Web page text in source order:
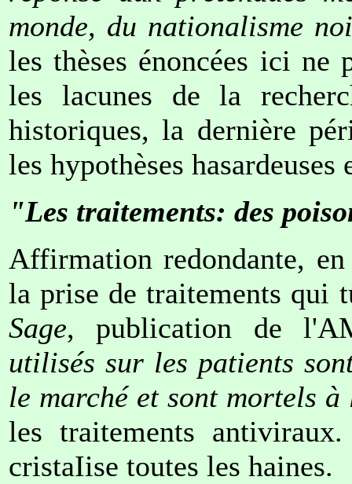
monde, du nationalisme
les thèses énoncées ici ne
les lacunes de la
historiques, la dernière
les hypothèses
"Les traitements: des
Affirmation redondante,
la prise de traitements qui
Sage, publication de
utilisés sur les patients
le marché et sont mortels
les traitements
cristaIise toutes les haines.